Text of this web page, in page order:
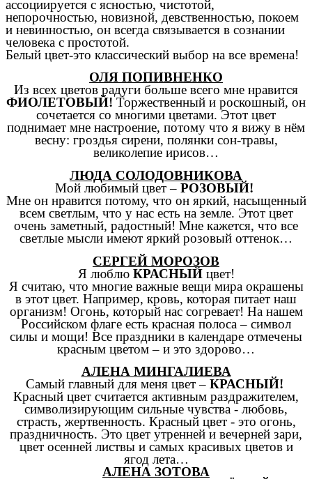
ассоциируется с ясностью, чистотой,
непорочностью, новизной, девственностью, покоем
и невинностью, он всегда связывается в сознании
человека с простотой.
Белый цвет-это классический выбор на все времена!
ОЛЯ ПОПИВНЕНКО
Из всех цветов радуги больше всего мне нравится
ФИОЛЕТОВЫЙ! Торжественный и роскошный, он
сочетается со многими цветами. Этот цвет
поднимает мне настроение, потому что я вижу в нём
весну: гроздья сирени, полянки сон-травы,
великолепие ирисов…
ЛЮДА СОЛОДОВНИКОВА
Мой любимый цвет – РОЗОВЫЙ!
Мне он нравится потому, что он яркий, насыщенный
всем светлым, что у нас есть на земле. Этот цвет
очень заметный, радостный! Мне кажется, что все
светлые мысли имеют яркий розовый оттенок…
СЕРГЕЙ МОРОЗОВ
Я люблю КРАСНЫЙцвет!
Я считаю, что многие важные вещи мира окрашены
в этот цвет. Например, кровь, которая питает наш
организм! Огонь, который нас согревает! На нашем
Российском флаге есть красная полоса – символ
силы и мощи! Все праздники в календаре отмечены
красным цветом – и это здорово…
АЛЕНА МИНГАЛИЕВА
Самый главный для меня цвет – КРАСНЫЙ!
Красный цвет считается активным раздражителем,
символизирующим сильные чувства - любовь,
страсть, жертвенность. Красный цвет - это огонь,
праздничность. Это цвет утренней и вечерней зари,
цвет осенней листвы и самых красивых цветов и
ягод лета…
АЛЕНА ЗОТОВА